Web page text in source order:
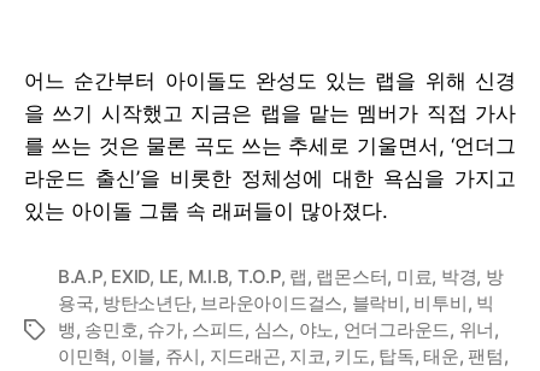
어느 순간부터 아이돌도 완성도 있는 랩을 위해 신경
을 쓰기 시작했고 지금은 랩을 맡는 멤버가 직접 가사
를 쓰는 것은 물론 곡도 쓰는 추세로 기울면서, ‘언더그
라운드 출신’을 비롯한 정체성에 대한 욕심을 가지고
있는 아이돌 그룹 속 래퍼들이 많아졌다.
Tags
B.A.P, EXID, LE, M.I.B, T.O.P, 랩, 랩몬스터, 미료, 박경, 방
용국, 방탄소년단, 브라운아이드걸스, 블락비, 비투비, 빅
뱅, 송민호, 슈가, 스피드, 심스, 야노, 언더그라운드, 위너,
이민혁, 이블, 쥬시, 지드래곤, 지코, 키도, 탑독,태운, 팬텀,